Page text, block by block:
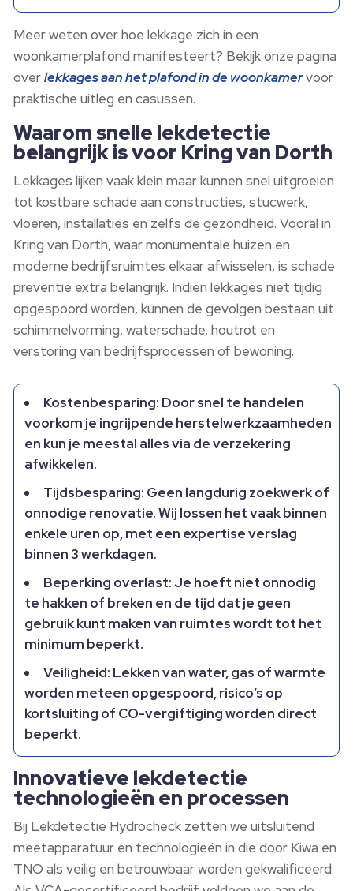
Meer weten over hoe lekkage zich in een
woonkamerplafond manifesteert? Bekijk onze pagina
overlekkages aan het plafond in de woonkamervoor
praktische uitleg en casussen.​
Waarom snelle lekdetectie
belangrijk is voor Kring van Dorth
Lekkages lijken vaak klein maar kunnen snel uitgroeien
tot kostbare schade aan constructies, stucwerk,
vloeren, installaties en zelfs de gezondheid.​ Vooral in
Kring van Dorth, waar monumentale huizen en
moderne bedrijfsruimtes elkaar afwisselen, is schade
preventie extra belangrijk.​ Indien lekkages niet tijdig
opgespoord worden, kunnen de gevolgen bestaan uit
schimmelvorming, waterschade, houtrot en
verstoring van bedrijfsprocessen of bewoning.​
Kostenbesparing: Door snel te handelen
voorkom je ingrijpende herstelwerkzaamheden
en kun je meestal alles via de verzekering
afwikkelen.​
Tijdsbesparing: Geen langdurig zoekwerk of
onnodige renovatie.​ Wij lossen het vaak binnen
enkele uren op, met een expertise verslag
binnen 3 werkdagen.​
Beperking overlast: Je hoeft niet onnodig
te hakken of breken en de tijd dat je geen
gebruik kunt maken van ruimtes wordt tot het
minimum beperkt.​
Veiligheid: Lekken van water, gas of warmte
worden meteen opgespoord, risico’s op
kortsluiting of CO-vergiftiging worden direct
beperkt.​
Innovatieve lekdetectie
technologieën en processen
Bij Lekdetectie Hydrocheck zetten we uitsluitend
meetapparatuur en technologieën in die door Kiwa en
TNO als veilig en betrouwbaar worden gekwalificeerd.​